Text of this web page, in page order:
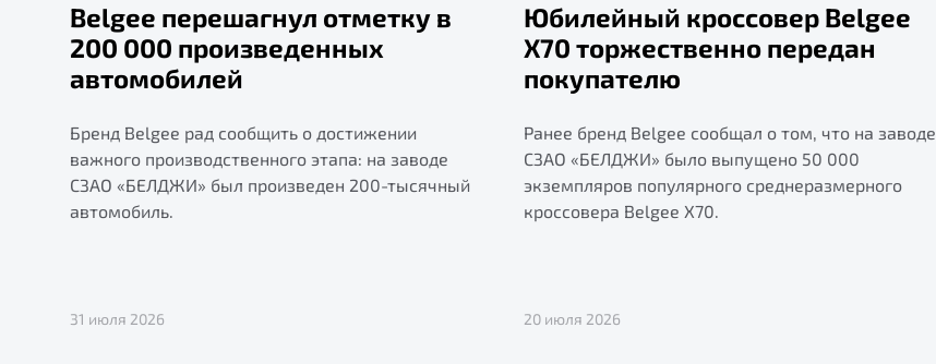
Belgee перешагнул отметку в
200 000 произведенных
автомобилей
Бренд Belgee рад сообщить о достижении
важного производственного этапа: на заводе
СЗАО «БЕЛДЖИ» был произведен 200-тысячный
автомобиль.
31 июля 2026
Юбилейный кроссовер Belgee
X70 торжественно передан
покупателю
Ранее бренд Belgee сообщал о том, что на заводе
СЗАО «БЕЛДЖИ» было выпущено 50 000
экземпляров популярного среднеразмерного
кроссовера Belgee X70.
20 июля 2026